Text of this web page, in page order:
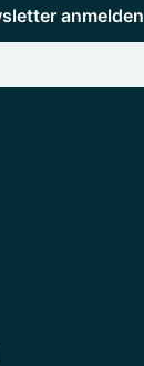
anmelden